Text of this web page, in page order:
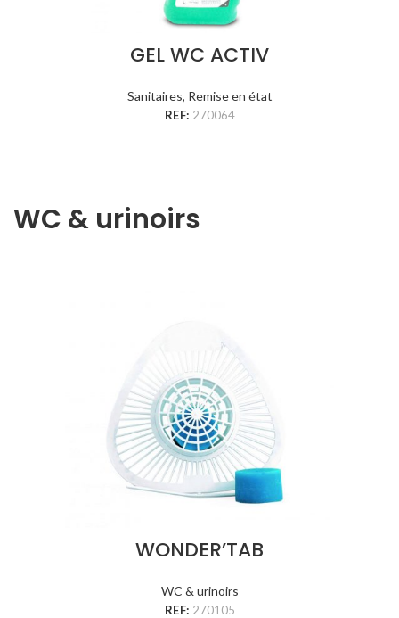
GEL WC ACTIV
Sanitaires, Remise en état
REF: 270064
WC & urinoirs
WONDER’TAB
WC & urinoirs
REF: 270105